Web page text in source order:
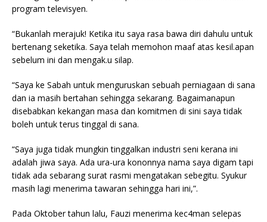
program televisyen.
“Bukanlah merajuk! Ketika itu saya rasa bawa diri dahulu untuk
bertenang seketika. Saya telah memohon maaf atas kesil.apan
sebelum ini dan mengak.u silap.
“Saya ke Sabah untuk menguruskan sebuah perniagaan di sana
dan ia masih bertahan sehingga sekarang. Bagaimanapun
disebabkan kekangan masa dan komitmen di sini saya tidak
boleh untuk terus tinggal di sana.
“Saya juga tidak mungkin tinggalkan industri seni kerana ini
adalah jiwa saya. Ada ura-ura kononnya nama saya digam tapi
tidak ada sebarang surat rasmi mengatakan sebegitu. Syukur
masih lagi menerima tawaran sehingga hari ini,”.
Pada Oktober tahun lalu, Fauzi menerima kec4man selepas